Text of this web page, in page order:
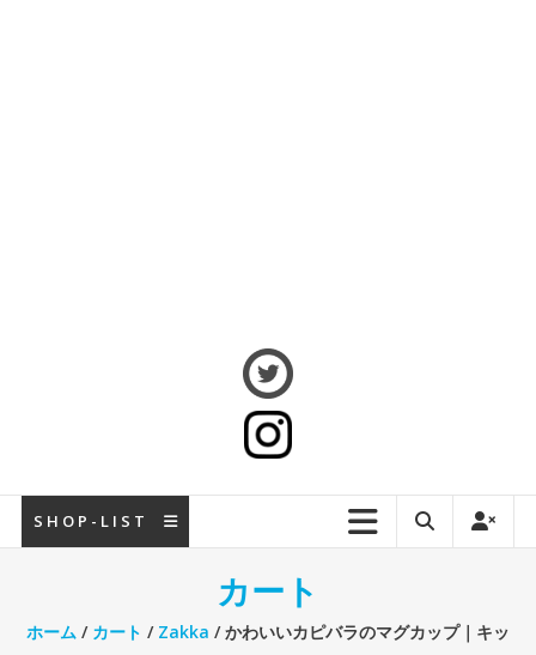
S H O P - L I S T
カート
ホーム/ カート / Zakka / かわいいカピバラのマグカップ｜キッ